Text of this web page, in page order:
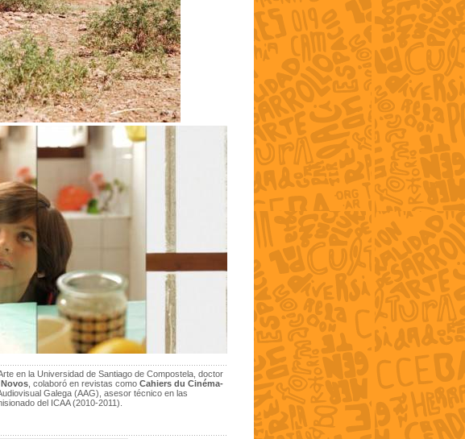
en la Universidad de Santiago de Compostela, doctor
, colaboró en revistas como Cahiers du Cinéma-
Galega (AAG), asesor técnico en las
del ICAA (2010-2011).